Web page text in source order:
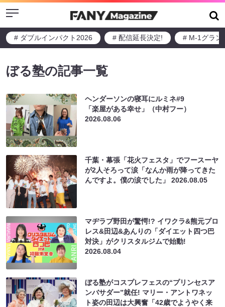
Menu
# ダブルインパクト2026 # 配信延長決定! # M-1グラン
ぼる塾の記事一覧
ヘンダーソンの寝耳にルミネ#9
「楽屋がある幸せ」（中村フー）
2026.08.06
千葉・幕張「花火フェスタ」でフースーヤ
が2人そろって涙「なんか雨が降ってきた
んですよ。僕の涙でした」2026.08.05
マヂラブ野田が驚愕!? イワクラ&熊元プロ
レス&田辺&あんりの「ダイエット四つ巴
対決」がクリスタルジムで始動!
2026.08.04
ぼる塾がコスプレフェスの“プリンセスア
ンバサダー”就任! マリー・アントワネッ
ト姿の田辺は大興奮「42歳でようやく来